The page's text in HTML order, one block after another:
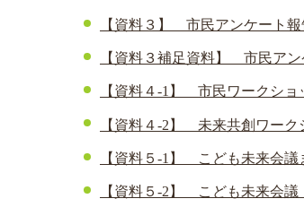
【資料３】 市民アンケート報
【資料３補足資料】 市民ア
【資料４-1】 市民ワークショ
【資料４-2】 未来共創ワーク
【資料５-1】 こども未来会議
【資料５-2】 こども未来会議